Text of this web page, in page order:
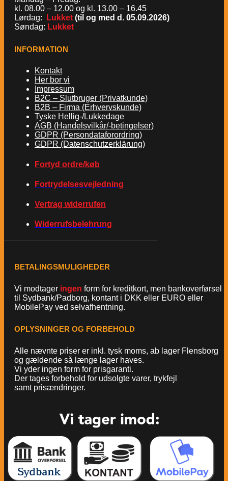
kl. 08.00 – 12.00 og kl. 13.00 – 16.45
Lørdag:
Lukket (til og med d. 05.09.2026)
Søndag: Lukket
INFORMATION
Kontakt
Her bor vi
Impressum
B2C – Slutbruger (Privatkunde)
B2B – Firma (Erhvervskunde)
Tyske Hellig-/Lukkedage
AGB (Handelsvilkår/-betingelser)
GDPR (Persondataforordring)
GDPR (Datenschutzerklärung)
Fortyd ordre/køb
Fortrydelsesvejledning
Vertrag widerrufen
Widerrufsbelehrung
BETALINGSMULIGHEDER
Vi modtager ingen form for kreditkort, men bankoverførsel
til Sydbank/Padborg, kontant i DKK eller EURO eller
MobilePay ved selvafhentning.
OPLYSNINGER OG FORBEHOLD
Alle nævnte priser er inkl. tysk moms, ab lager Flensborg
og gældende så længe lager haves.
Vi yder ingen form for prisgaranti.
Der tages forbehold for udsolgte varer, trykfejl
samt prisændringer.